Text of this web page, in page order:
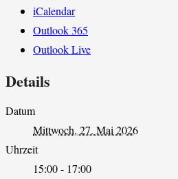
iCalendar
Outlook 365
Outlook Live
Details
Datum
Mittwoch, 27. Mai 2026
Uhrzeit
15:00 - 17:00